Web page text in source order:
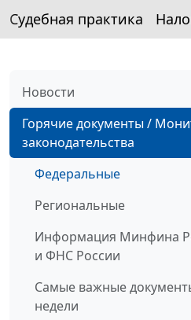
Судебная практика
Новости
Горячие документы /
законодательства
Федеральные
Региональные
Информация Минфина
и ФНС России
Самые важные
недели